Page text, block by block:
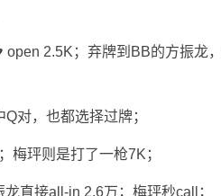
2.5K；弃牌到BB的方振龙
对，也都选择过牌；
梅玶则是打了一枪7K；
直接all-in 2.6万；梅玶秒call；